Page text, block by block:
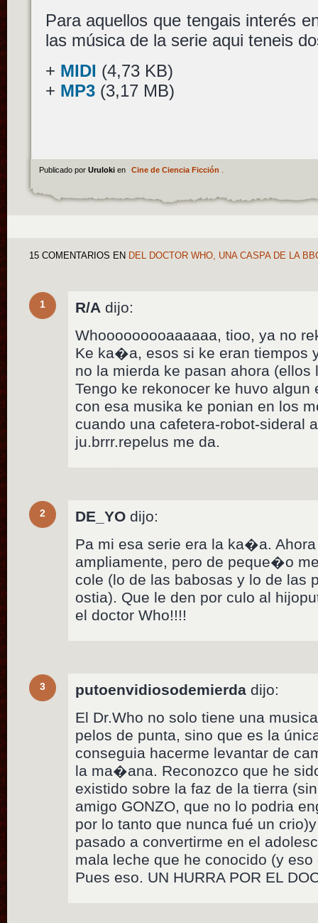
Para aquellos que tengais interés
las música de la serie aqui teneis
+ MIDI (4,73 KB)
+ MP3(3,17 MB)
Publicado por Uruloki en Cine de Ciencia Ficción
15 COMENTARIOS EN DEL DOCTOR WHO, UNA CASPA DE LA
1 R/A dijo:
Whooooooooaaaaaa, tioo, ya no
Ke ka�a, esos si ke eran tiempos
no la mierda ke pasan ahora
Tengo ke rekonocer ke huvo
con esa musika ke ponian en los
cuando una cafetera-robot-sideral
ju.brrr.repelus me da.
2 DE_YO dijo:
Pa mi esa serie era la ka�a.
ampliamente, pero de peque�o
cole (lo de las babosas y lo de las
ostia). Que le den por culo al
el doctor Who!!!!
3 putoenvidiosodemierda dijo:
El Dr.Who no solo tiene una
pelos de punta, sino que es la
conseguia hacerme levantar de
la ma�ana. Reconozco que he
existido sobre la faz de la tierra
amigo GONZO, que no lo podria
por lo tanto que nunca fué un
pasado a convertirme en el
mala leche que he conocido (y
Pues eso. UN HURRA POR EL